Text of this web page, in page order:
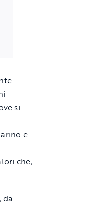
si
e
che,
da